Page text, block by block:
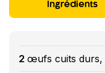
Ingrédients
2 œufs cuits durs,